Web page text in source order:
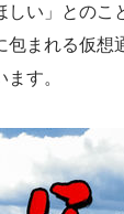
しい」との
まれる仮想
す。